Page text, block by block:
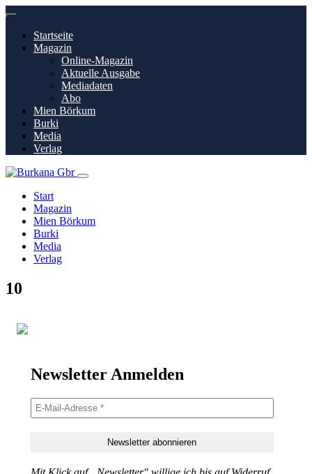
Startseite
Magazin
Online-Magazin
Aktuelle Ausgabe
Mediadaten
Abo
Mien Börkum
Burki
Media
Verlag
Start
Magazin
Mien Börkum
Burki
Media
Verlag
10
Newsletter Anmelden